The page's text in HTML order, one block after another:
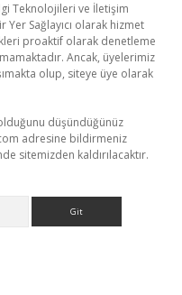
Teknolojileri ve İletişim
Yer Sağlayıcı olarak hizmet
proaktif olarak denetleme
Ancak, üyelerimiz
olup, siteye üye olarak
düşündüğünüz
adresine bildirmeniz
sitemizden kaldırılacaktır.